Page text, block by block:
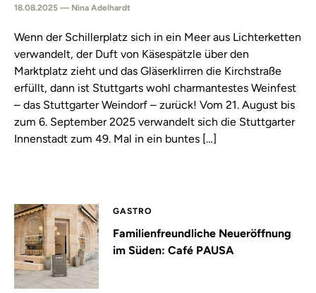
18.08.2025 — Nina Adelhardt
Wenn der Schillerplatz sich in ein Meer aus Lichterketten
verwandelt, der Duft von Käsespätzle über den
Marktplatz zieht und das Gläserklirren die Kirchstraße
erfüllt, dann ist Stuttgarts wohl charmantestes Weinfest
– das Stuttgarter Weindorf – zurück! Vom 21. August bis
zum 6. September 2025 verwandelt sich die Stuttgarter
Innenstadt zum 49. Mal in ein buntes […]
GASTRO
Familienfreundliche Neueröffnung
im Süden: Café PAUSA